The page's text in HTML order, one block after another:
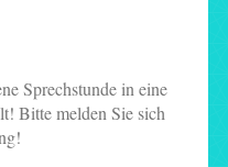
Sprechstunde in eine
Bitte melden Sie sich